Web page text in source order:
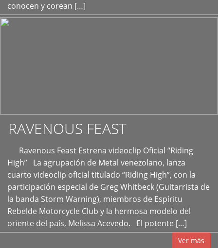
conocen y corean […]
RAVENOUS FEAST
Ravenous Feast Estrena videoclip Oficial “Riding
High” La agrupación de Metal venezolano, lanza
cuarto videoclip oficial titulado “Riding High”, con la
participación especial de Greg Whitbeck (Guitarrista de
la banda Storm Warning), miembros de Espíritu
Rebelde Motorcycle Club y la hermosa modelo del
oriente del país, Melissa Acevedo. El potente […]
Ver más